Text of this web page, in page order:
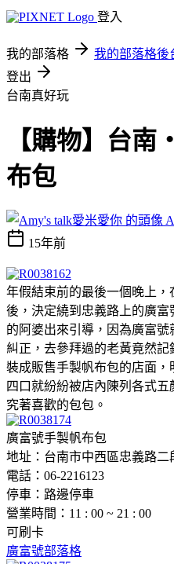
登入
我的部落格 我的部落格後
登出
台南真好玩
【購物】台
布包
15年前
年假結束前的最後一個晚上
後，決定繞到忠義路上的廣
的阿婆出來引導，因為廣富號
糾正，去參拜過的老黃竟然
裝成販售手製帆布包的店面
四口就紛紛被店內陳列各式
究著喜歡的包包。
廣富號手製帆布包
地址：台南市中西區忠義路二
電話：06-2216123
停車：路邊停車
營業時間：11 : 00 ~ 21 : 00
可刷卡
廣富號部落格